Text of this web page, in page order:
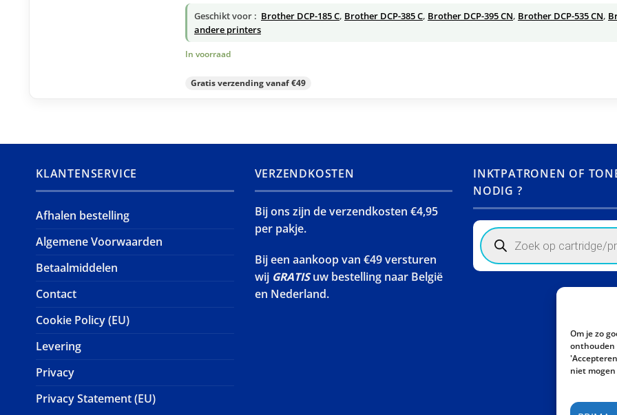
Om je zo
onthouden
niet
Geschikt voor : Brother DCP-185 C, Brother DCP-385 C, Brother DCP-395 CN, Brother DCP-535 CN,
andere printers
In voorraad
Gratis verzending vanaf €49
KLANTENSERVICE
Afhalen bestelling
Algemene Voorwaarden
Betaalmiddelen
Contact
Cookie Policy (EU)
Levering
Privacy
Privacy Statement (EU)
VERZENDKOSTEN
Bij ons zijn de verzendkosten €4,95
per pakje.
Bij een aankoop van €49 versturen
wij GRATISuw bestelling naar België
en Nederland.
INKTPATRONEN OF
NODIG ?
Products
search